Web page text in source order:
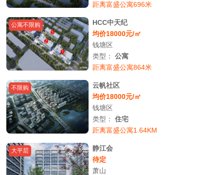
距离富盛公寓696米
公寓不限购
HCC中天纪
均价18000元/㎡
钱塘区
类型：公寓
距离富盛公寓864米
不限购
云帆社区
均价18000元/㎡
钱塘区
类型：住宅
距离富盛公寓1.64KM
大平层
静江会
待定
萧山